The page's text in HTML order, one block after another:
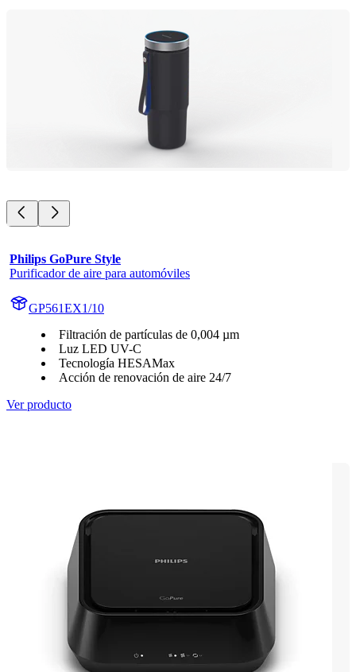
Philips GoPure Style
Purificador de aire para automóviles
GP561EX1/10
Filtración de partículas de 0,004 µm
Luz LED UV-C
Tecnología HESAMax
Acción de renovación de aire 24/7
Ver producto